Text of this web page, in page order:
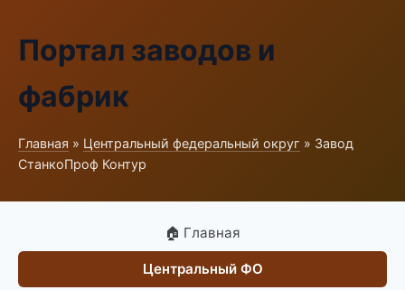
Портал заводов и
фабрик
Главная » Центральный федеральный округ » Завод
СтанкоПроф Контур
🏠 Главная
Центральный ФО